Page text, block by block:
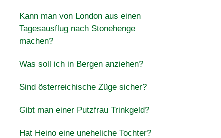
Kann man von London aus einen
Tagesausflug nach Stonehenge
machen?
Was soll ich in Bergen anziehen?
Sind österreichische Züge sicher?
Gibt man einer Putzfrau Trinkgeld?
Hat Heino eine uneheliche Tochter?